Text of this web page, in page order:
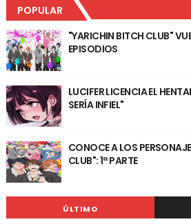
POPULAR
"YARICHIN BITCH CLUB"
EPISODIOS
LUCIFER LICENCIA EL
SERÍA INFIEL"
CONOCE A LOS
CLUB": 1ª PARTE
ÚLTIMO